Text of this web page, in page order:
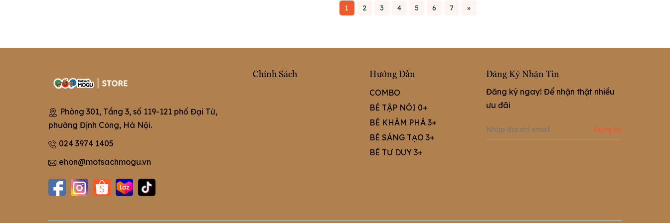
1 2 3 4 5 6 7 »
Phòng 301, Tầng 3, số 119-121 phố Đại Từ,
phường Định Công, Hà Nội.
024 3974 1405
ehon@motsachmogu.vn
Chính Sách Hướng Dẫn
COMBO
BÉ TẬP NÓI 0+
BÉ KHÁM PHÁ 3+
BÉ SÁNG TẠO 3+
BÉ TƯ DUY 3+
Đăng Ký Nhận Tin
Đăng ký ngay! Để nhận thật nhiều
ưu đãi
Đăng ký